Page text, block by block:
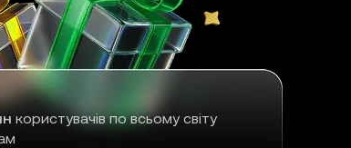
користувачів по всьому світу